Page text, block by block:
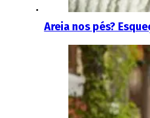
Areia nos pés?